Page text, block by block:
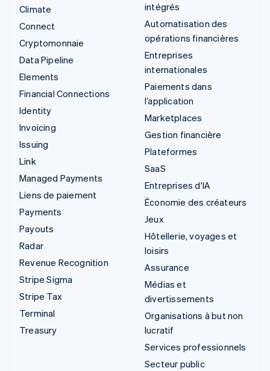
Climate
Connect
Cryptomonnaie
Data Pipeline
Elements
Financial Connections
Identity
Invoicing
Issuing
Link
Managed Payments
Liens de paiement
Payments
Payouts
Radar
Revenue Recognition
Stripe Sigma
Stripe Tax
Terminal
Treasury
intégrés
Automatisation des
opérations financières
Entreprises
internationales
Paiements dans
l’application
Marketplaces
Gestion financière
Plateformes
SaaS
Entreprises d'IA
Économie des créateurs
Jeux
Hôtellerie, voyages et
loisirs
Assurance
Médias et
divertissements
Organisations à but non
lucratif
Services professionnels
Secteur public